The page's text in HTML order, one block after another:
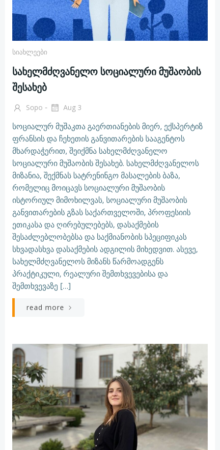
Სიახლეები
სახელმძღვანელო სოციალური მუშაობის
შესახებ
Sopo - Aug 3
სოციალურ მუშაკთა გაერთიანების მიერ, ექსპერტიზ
ფრანსის და ჩეხეთის განვითარების სააგენტოს
მხარდაჭერით, შეიქმნა სახელმძღვანელო
სოციალური მუშაობის შესახებ. სახელმძღვანელოს
მიზანია, შექმნას სატრენინგო მასალების ბაზა,
რომელიც მოიცავს სოციალური მუშაობის
ისტორიულ მიმოხილვას, სოციალური მუშაობის
განვითარების გზას საქართველოში, პროფესიის
ეთიკასა და ღირებულებებს, დასაქმების
შესაძლებლობებსა და საქმიანობის სპეციფიკას
სხვადასხვა დასაქმების ადგილის მიხედვით. ასევე,
სახელმძღვანელოს მიზანს წარმოადგენს
პრაქტიკული, რეალური შემთხვევებისა და
შემთხვევაზე […]
read more